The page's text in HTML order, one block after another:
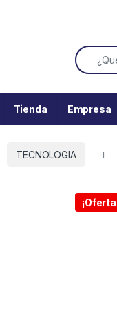
Search
Tienda Empresa
TECNOLOGIA